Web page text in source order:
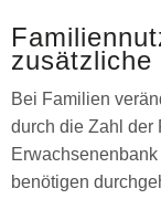
zusätzliche
Bei Familien
durch die Zahl der
benötigen